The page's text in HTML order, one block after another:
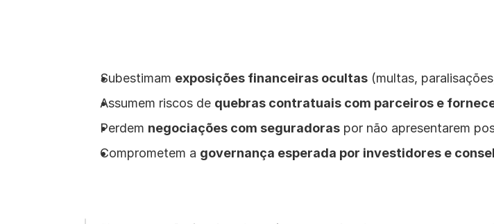
Subestimam exposições financeiras ocultas (multas,
Assumem riscos de quebras contratuais com parceiros e
Perdem negociações com seguradoras por não apresentarem
Comprometem a governança esperada por investidores e